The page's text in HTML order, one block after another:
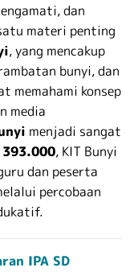
dan
materi penting
, yang mencakup
bunyi, dan
memahami konsep
media
menjadi sangat
393.000, KIT Bunyi
dan peserta
percobaan
IPA SD